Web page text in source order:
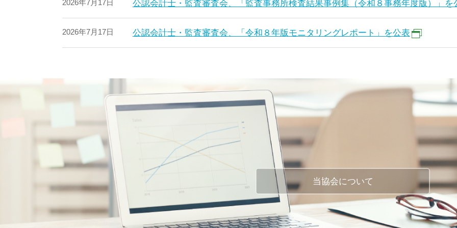
2026年7月17日 公認会計士・監査審査会、「監査事務所検査結果事例集（令和８事務年度版）」を
2026年7月17日 公認会計士・監査審査会、「令和８年版モニタリングレポート」を公表
当協会について